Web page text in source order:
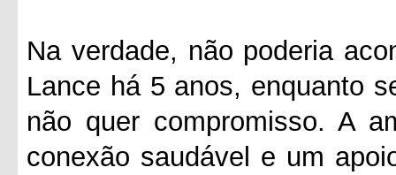
Na verdade, não poderia
Lance há 5 anos, enquanto
não quer compromisso. A
conexão saudável e um